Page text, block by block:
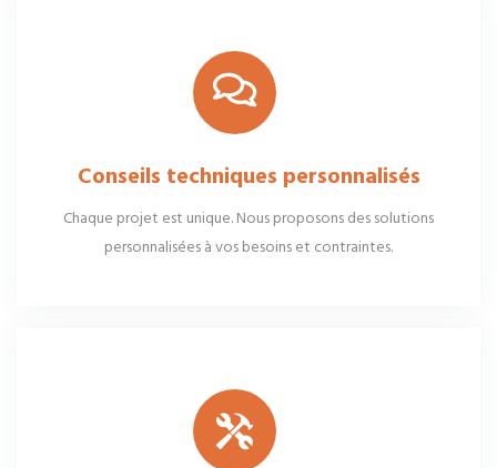
Conseils techniques personnalisés
Chaque projet est unique. Nous proposons des solutions
personnalisées à vos besoins et contraintes.